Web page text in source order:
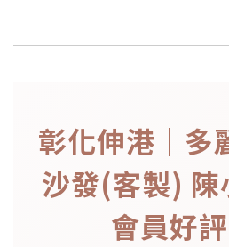
彰化伸港｜多
沙發(客製)
會員好